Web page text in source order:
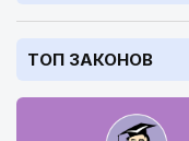
ТОП ЗАКОНОВ